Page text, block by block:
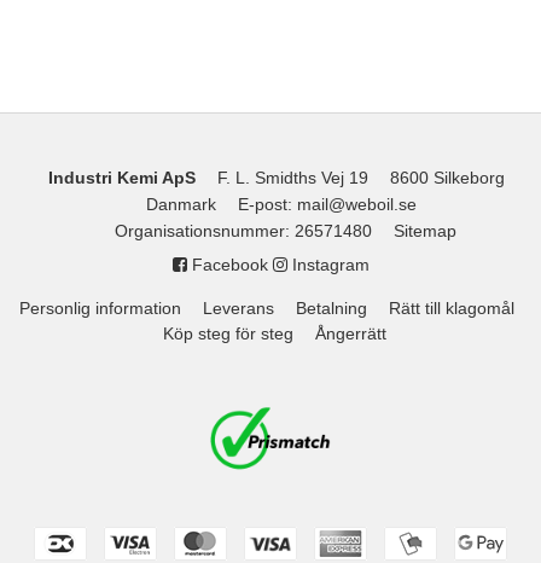
Industri Kemi ApS F. L. Smidths Vej 19
8600 Silkeborg
Danmark
E-post: mail@weboil.se
Organisationsnummer: 26571480
Sitemap
Facebook
Instagram
Personlig information Leverans Betalning
Rätt till klagomål
Köp steg för steg
Ångerrätt